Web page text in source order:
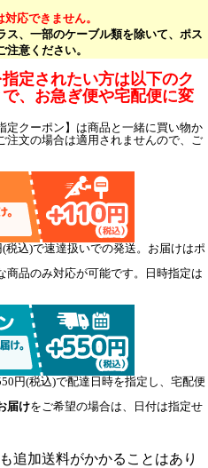
応できません。
、一部のケーブル類を除いて、ポス
意ください。
定されたい方は以下のク
、お急ぎ便や宅配便に変
クーポン】は商品と一緒に買い物か
注文の場合は適用されませんので、ご
込)で速達扱いでの発送。お届けはポ
品のみ対応が可能です。日時指定は
円(税込)で配達日時を指定し、宅配便
届けをご希望の場合は、日付は指定せ
追加送料がかかることはあり